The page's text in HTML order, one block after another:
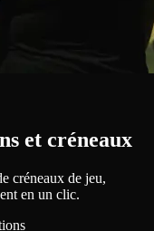
et créneaux
créneaux de jeu,
en un clic.